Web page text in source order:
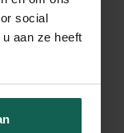
social
aan ze heeft